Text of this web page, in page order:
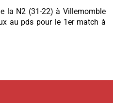
la N2 (31-22) à Villemomble
au pds pour le 1er match à